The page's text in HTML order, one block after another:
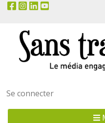
Menu
utilisateur
Se connecter